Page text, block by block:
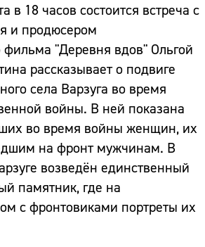
в 18 часов состоится встреча с
и продюсером
фильма "Деревня вдов" Ольгой
рассказывает о подвиге
села Варзуга во время
войны. В ней показана
во время войны женщин, их
на фронт мужчинам. В
возведён единственный
памятник, где на
с фронтовиками портреты их